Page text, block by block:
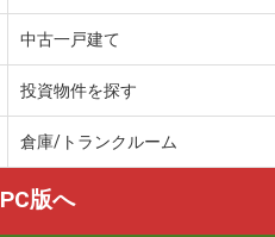
中古一戸建て
投資物件を探す
倉庫/トランクルーム
PC版へ